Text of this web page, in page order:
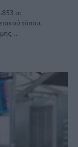
οι
τύπου,